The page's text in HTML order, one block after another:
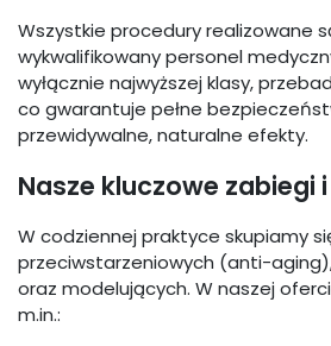
Wszystkie procedury realizowane
wykwalifikowany personel
wyłącznie najwyższej klasy,
co gwarantuje pełne
przewidywalne, naturalne efekty.
Nasze kluczowe zabiegi
W codziennej praktyce skupiamy
przeciwstarzeniowych (anti-
oraz modelujących. W naszej
m.in.: